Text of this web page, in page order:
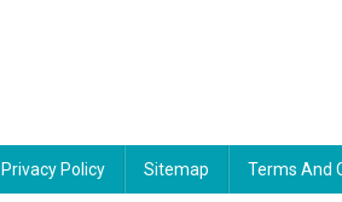
Privacy Policy Sitemap Terms And